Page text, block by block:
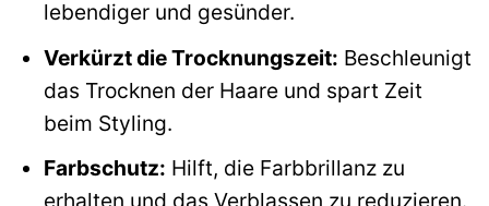
lebendiger und gesünder.
Verkürzt die Trocknungszeit: Beschleunigt
das Trocknen der Haare und spart Zeit
beim Styling.
Farbschutz: Hilft, die Farbbrillanz zu
erhalten und das Verblassen zu reduzieren.